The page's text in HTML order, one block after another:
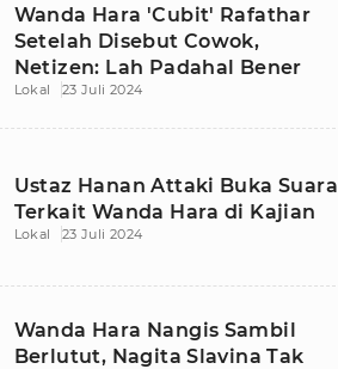
Wanda Hara 'Cubit' Rafathar
Setelah Disebut Cowok,
Netizen: Lah Padahal Bener
Lokal 23 Juli 2024
Ustaz Hanan Attaki Buka Suara
Terkait Wanda Hara di Kajian
Lokal 23 Juli 2024
Wanda Hara Nangis Sambil
Berlutut, Nagita Slavina Tak